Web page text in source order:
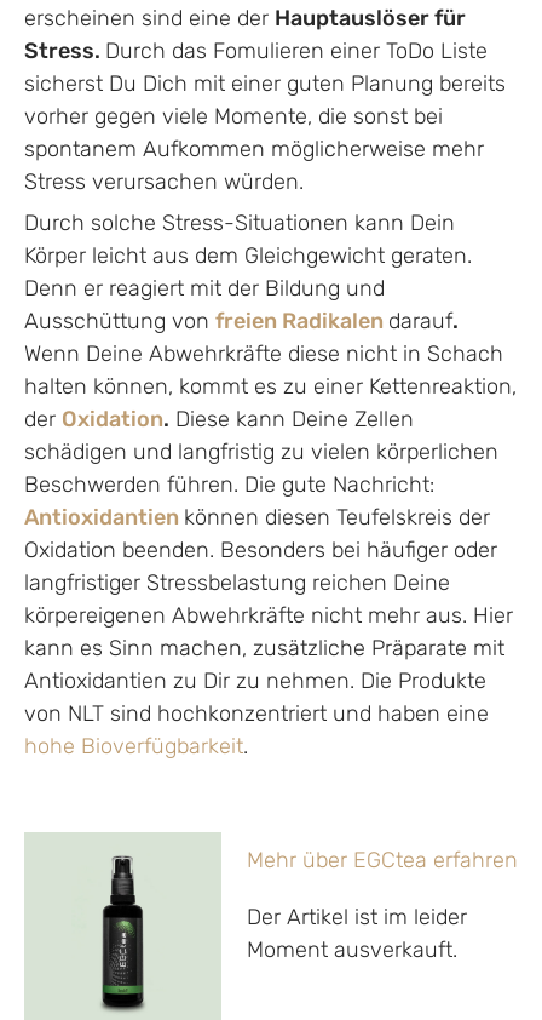
erscheinen sind eine der Hauptauslöser für
Stress. Durch das Fomulieren einer ToDo Liste
sicherst Du Dich mit einer guten Planung bereits
vorher gegen viele Momente, die sonst bei
spontanem Aufkommen möglicherweise mehr
Stress verursachen würden.
Durch solche Stress-Situationen kann Dein
Körper leicht aus dem Gleichgewicht geraten.
Denn er reagiert mit der Bildung und
Ausschüttung von freien Radikalen darauf.
Wenn Deine Abwehrkräfte diese nicht in Schach
halten können, kommt es zu einer Kettenreaktion,
der Oxidation. Diese kann Deine Zellen
schädigen und langfristig zu vielen körperlichen
Beschwerden führen. Die gute Nachricht:
Antioxidantien können diesen Teufelskreis der
Oxidation beenden. Besonders bei häufiger oder
langfristiger Stressbelastung reichen Deine
körpereigenen Abwehrkräfte nicht mehr aus. Hier
kann es Sinn machen, zusätzliche Präparate mit
Antioxidantien zu Dir zu nehmen. Die Produkte
von NLT sind hochkonzentriert und haben eine
hohe Bioverfügbarkeit.
Mehr über EGCtea erfahren
Der Artikel ist im leider
Moment ausverkauft.